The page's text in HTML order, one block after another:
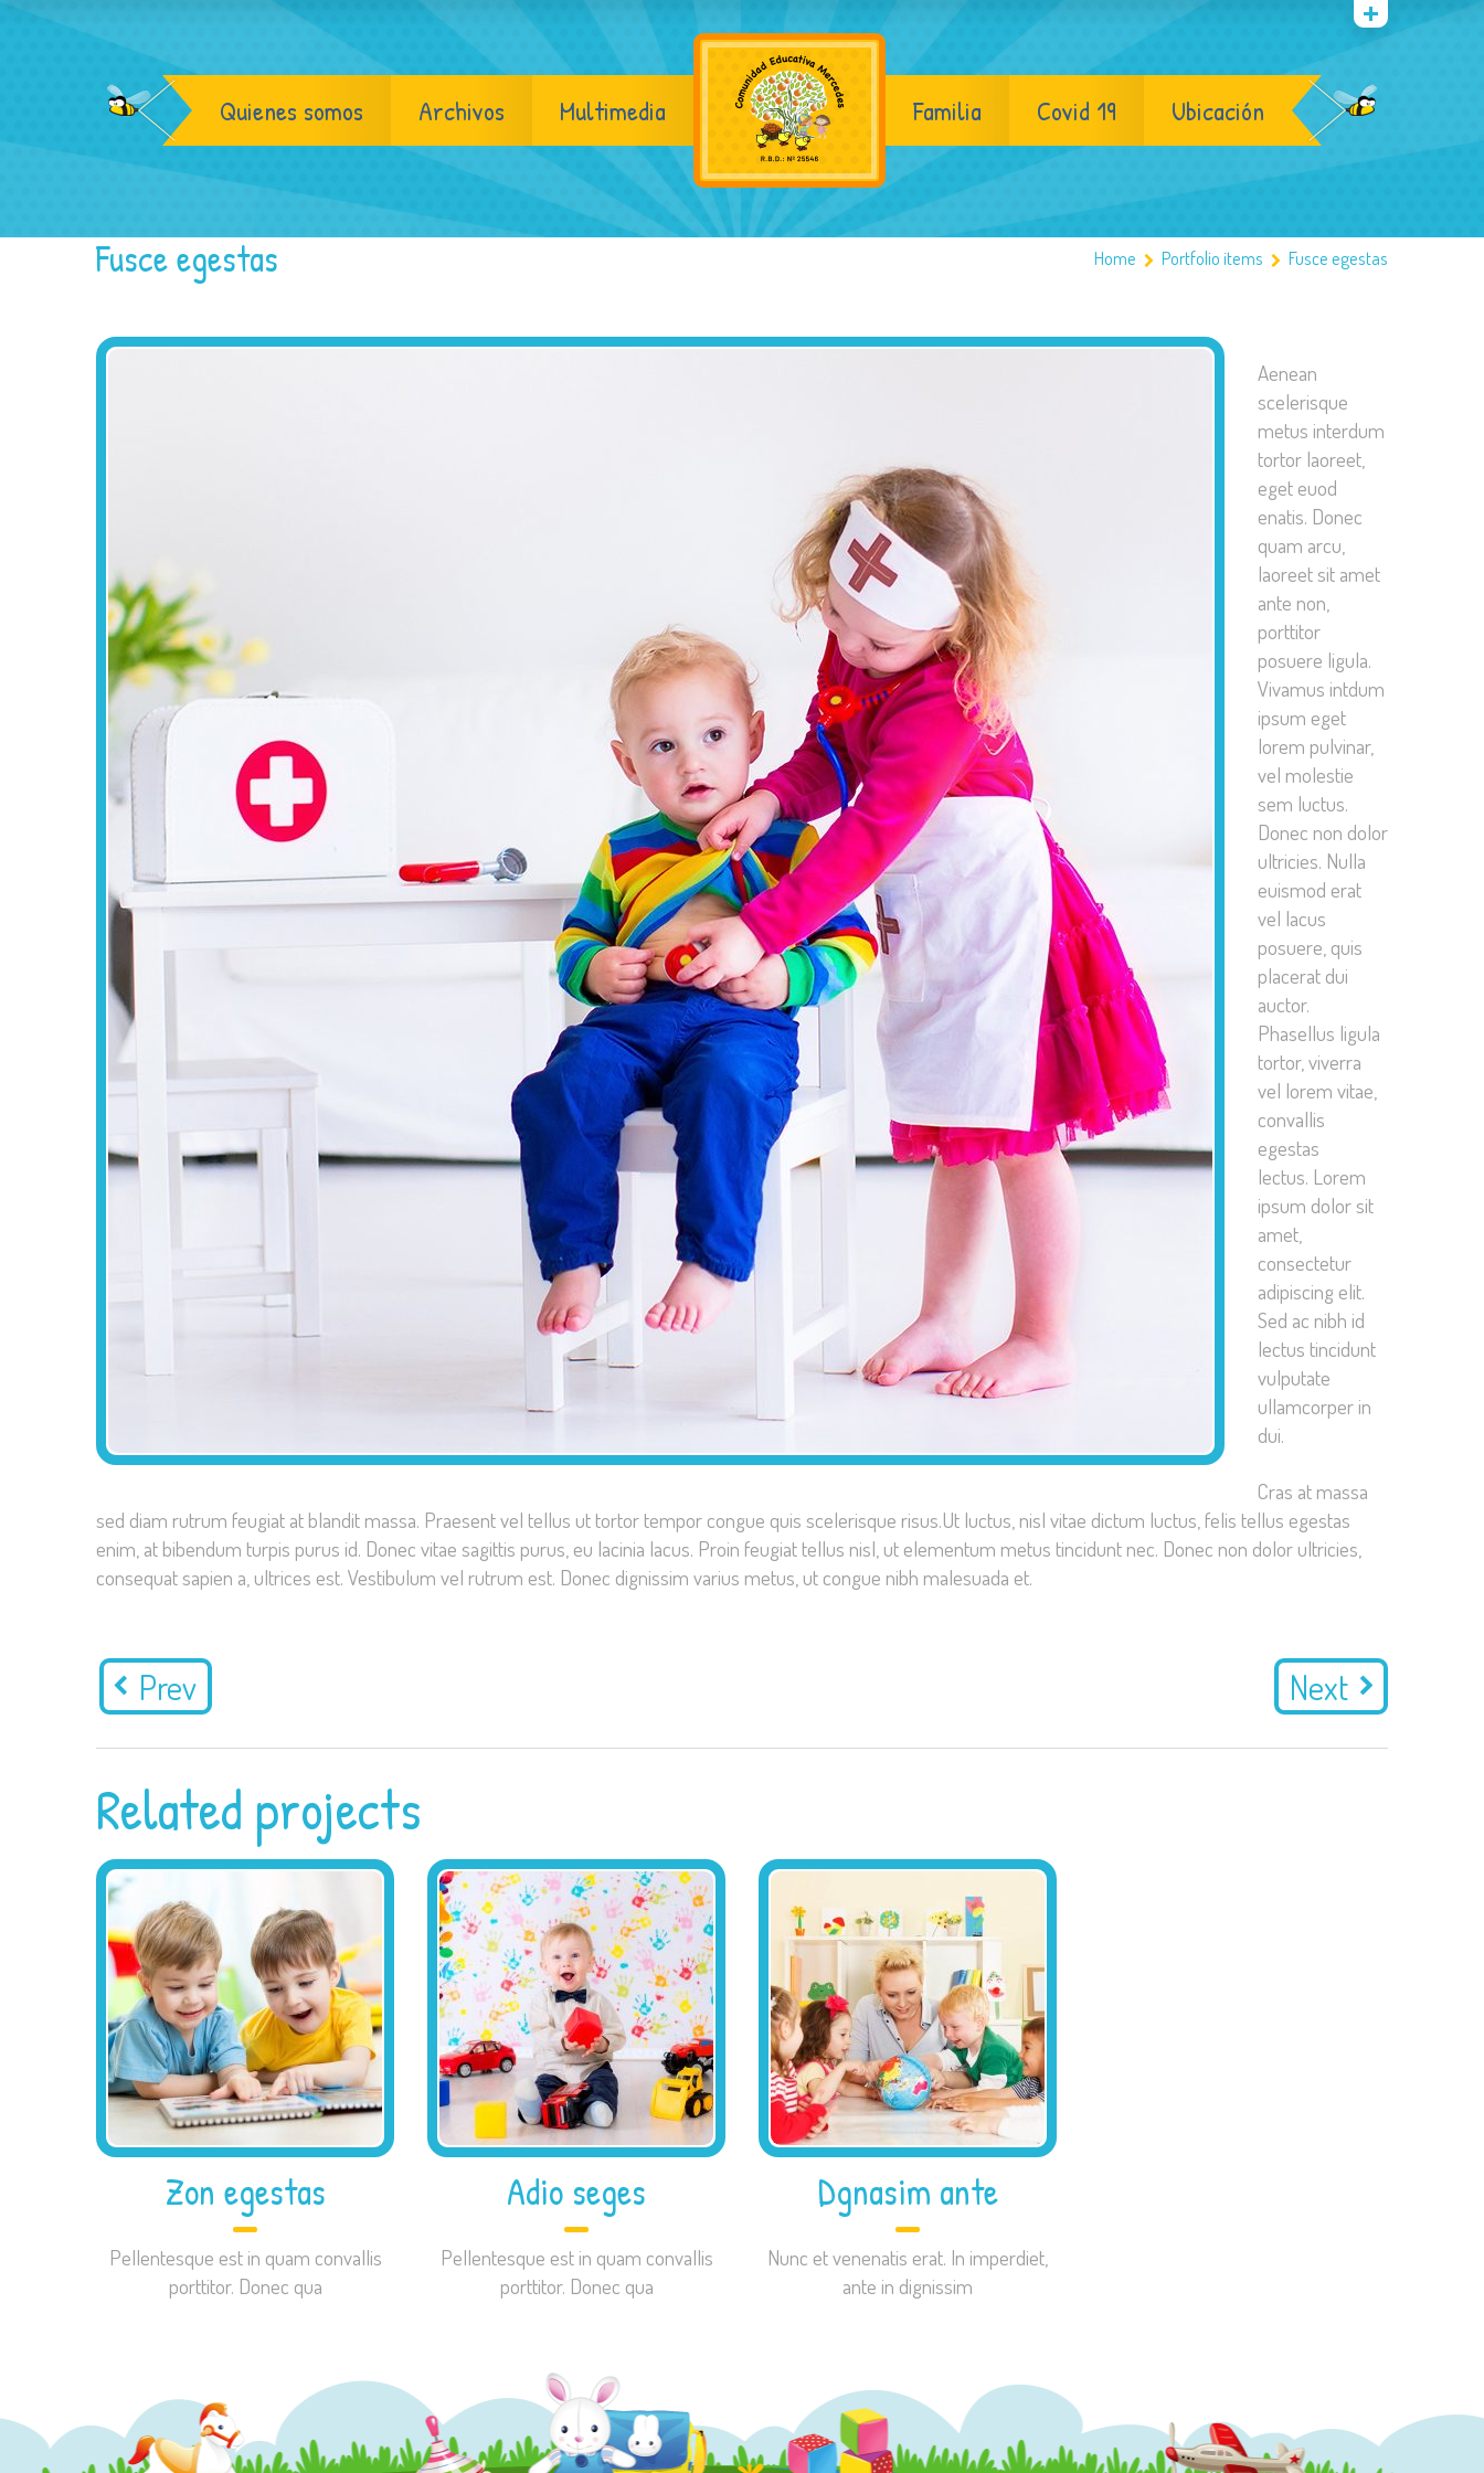
Quienes somos Archivos Multimedia Familia Covid 19 Ubicación
Fusce egestas Home Portfolio items Fusce egestas
Aenean
scelerisque
metus interdum
tortor laoreet,
eget euod
enatis. Donec
quam arcu,
laoreet sit amet
ante non,
porttitor
posuere ligula.
Vivamus intdum
ipsum eget
lorem pulvinar,
vel molestie
sem luctus.
Donec non dolor
ultricies. Nulla
euismod erat
vel lacus
posuere, quis
placerat dui
auctor.
Phasellus ligula
tortor, viverra
vel lorem vitae,
convallis
egestas
lectus. Lorem
ipsum dolor sit
amet,
consectetur
adipiscing elit.
Sed ac nibh id
lectus tincidunt
vulputate
ullamcorper in
dui.
Cras at massa
sed diam rutrum feugiat at blandit massa. Praesent vel tellus ut tortor tempor congue quis scelerisque risus.Ut luctus, nisl vitae dictum luctus, felis tellus egestas
enim, at bibendum turpis purus id. Donec vitae sagittis purus, eu lacinia lacus. Proin feugiat tellus nisl, ut elementum metus tincidunt nec. Donec non dolor ultricies,
consequat sapien a, ultrices est. Vestibulum vel rutrum est. Donec dignissim varius metus, ut congue nibh malesuada et.
Prev Next
Related projects
Zon egestas
Pellentesque est in quam convallis
porttitor. Donec qua
Adio seges
Pellentesque est in quam convallis
porttitor. Donec qua
Dgnasim ante
Nunc et venenatis erat. In imperdiet,
ante in dignissim